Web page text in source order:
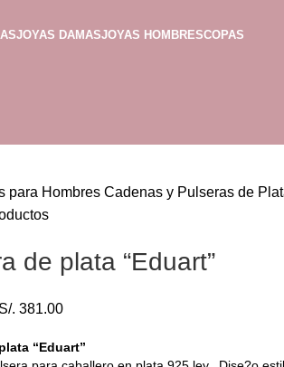
JOYAS DAMASJOYAS HOMBRESCOPAS
para Hombres Cadenas y Pulseras de
de plata “Eduart”
S/. 381.00
“Eduart”